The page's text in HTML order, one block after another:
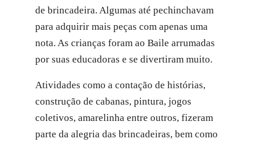
de brincadeira. Algumas até pechinchavam
para adquirir mais peças com apenas uma
nota. As crianças foram ao Baile arrumadas
por suas educadoras e se divertiram muito.
Atividades como a contação de histórias,
construção de cabanas, pintura, jogos
coletivos, amarelinha entre outros, fizeram
parte da alegria das brincadeiras, bem como